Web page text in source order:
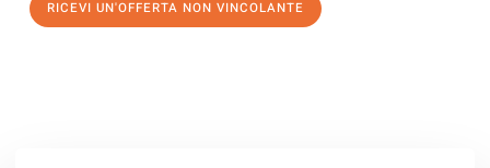
RICEVI UN'OFFERTA NON VINCOLANTE